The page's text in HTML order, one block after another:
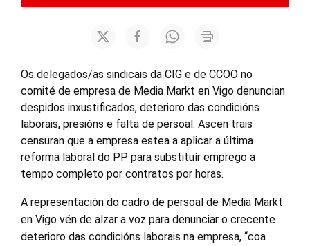
Os delegados/as sindicais da CIG e de CCOO no
comité de empresa de Media Markt en Vigo denuncian
despidos inxustificados, deterioro das condicións
laborais, presións e falta de persoal. Ascen trais
censuran que a empresa estea a aplicar a última
reforma laboral do PP para substituír emprego a
tempo completo por contratos por horas.
A representación do cadro de persoal de Media Markt
en Vigo vén de alzar a voz para denunciar o crecente
deterioro das condicións laborais na empresa, “coa